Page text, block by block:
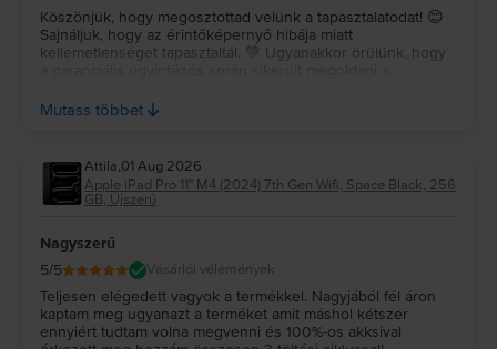
Köszönjük, hogy megosztottad velünk a tapasztalatodat! 😊
Sajnáljuk, hogy az érintőképernyő hibája miatt
kellemetlenséget tapasztaltál. 💚 Ugyanakkor örülünk, hogy
javításra került. Köszönjük a türelmedet és a bizalmadat,
Mutass többet
Attila,01 Aug 2026
Apple iPad Pro 11" M4 (2024) 7th Gen Wifi, Space Black, 256
GB, Újszerű
Nagyszerű
5/5 Vásárlói vélemények
Teljesen elégedett vagyok a termékkel. Nagyjából fél áron
kaptam meg ugyanazt a terméket amit máshol kétszer
ennyiért tudtam volna megvenni és 100%-os akksival